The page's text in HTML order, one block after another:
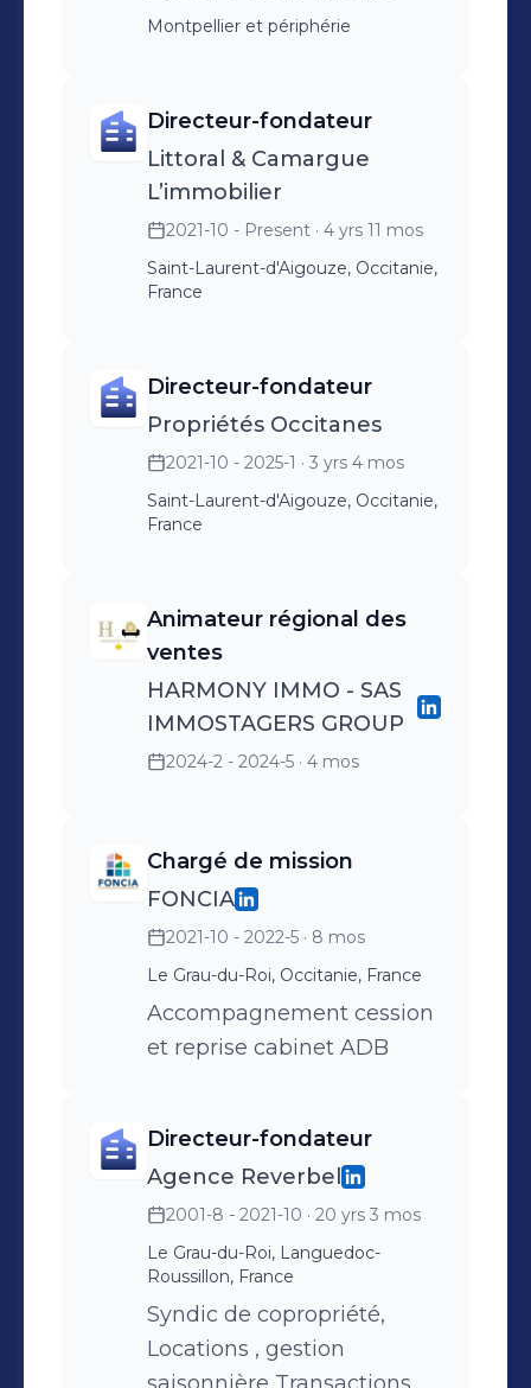
Montpellier et périphérie
Directeur-fondateur
Littoral & Camargue
L’immobilier
2021-10 - Present · 4 yrs 11 mos
Saint-Laurent-d'Aigouze, Occitanie,
France
Directeur-fondateur
Propriétés Occitanes
2021-10 - 2025-1 · 3 yrs 4 mos
Saint-Laurent-d'Aigouze, Occitanie,
France
Animateur régional des
ventes
HARMONY IMMO - SAS
IMMOSTAGERS GROUP
2024-2 - 2024-5 · 4 mos
Chargé de mission
FONCIA
2021-10 - 2022-5 · 8 mos
Le Grau-du-Roi, Occitanie, France
Accompagnement cession
et reprise cabinet ADB
Directeur-fondateur
Agence Reverbel
2001-8 - 2021-10 · 20 yrs 3 mos
Le Grau-du-Roi, Languedoc-
Roussillon, France
Syndic de copropriété,
Locations , gestion